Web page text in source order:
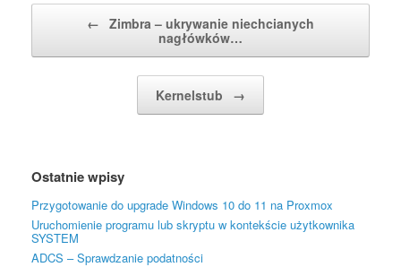
Post navigation
← Zimbra – ukrywanie niechcianych
nagłówków…
Kernelstub →
Ostatnie wpisy
Przygotowanie do upgrade Windows 10 do 11 na Proxmox
Uruchomienie programu lub skryptu w kontekście użytkownika
SYSTEM
ADCS – Sprawdzanie podatności